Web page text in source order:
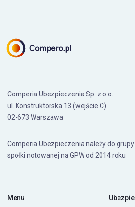
Comperia Ubezpieczenia Sp. z o.o.
ul. Konstruktorska 13 (wejście C)
02-673 Warszawa
Comperia Ubezpieczenia należy do
spółki notowanej na GPW od 2014 roku
Menu